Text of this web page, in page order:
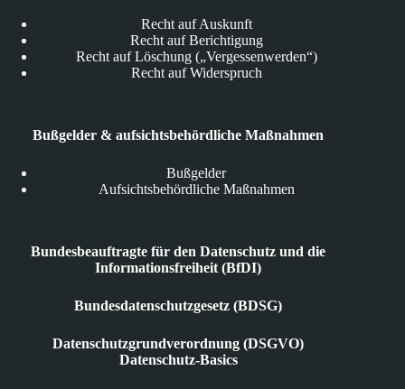
Recht auf Auskunft
Recht auf Berichtigung
Recht auf Löschung („Vergessenwerden“)
Recht auf Widerspruch
Bußgelder & aufsichtsbehördliche Maßnahmen
Bußgelder
Aufsichtsbehördliche Maßnahmen
Bundesbeauftragte für den Datenschutz und die
Informationsfreiheit (BfDI)
Bundesdatenschutzgesetz (BDSG)
Datenschutzgrundverordnung (DSGVO)
Datenschutz-Basics